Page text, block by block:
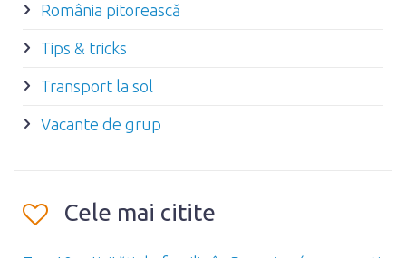
România pitorească
Tips & tricks
Transport la sol
Vacante de grup
Cele mai citite